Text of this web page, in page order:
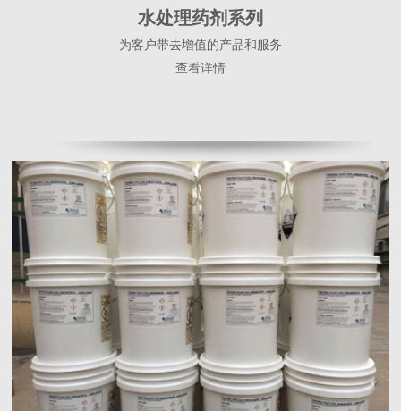
水处理药剂系列
为客户带去增值的产品和服务
查看详情